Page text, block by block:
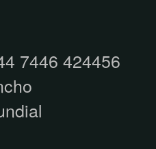
7446 424456